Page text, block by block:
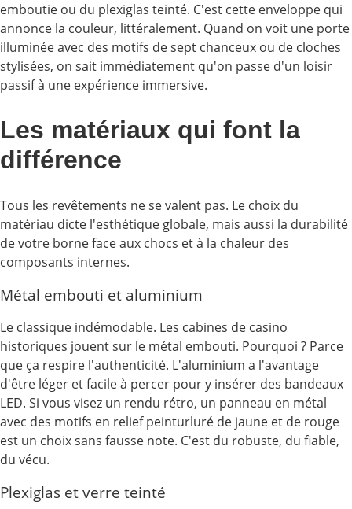
emboutie ou du plexiglas teinté. C'est cette enveloppe qui
annonce la couleur, littéralement. Quand on voit une porte
illuminée avec des motifs de sept chanceux ou de cloches
stylisées, on sait immédiatement qu'on passe d'un loisir
passif à une expérience immersive.
Les matériaux qui font la
différence
Tous les revêtements ne se valent pas. Le choix du
matériau dicte l'esthétique globale, mais aussi la durabilité
de votre borne face aux chocs et à la chaleur des
composants internes.
Métal embouti et aluminium
Le classique indémodable. Les cabines de casino
historiques jouent sur le métal embouti. Pourquoi ? Parce
que ça respire l'authenticité. L'aluminium a l'avantage
d'être léger et facile à percer pour y insérer des bandeaux
LED. Si vous visez un rendu rétro, un panneau en métal
avec des motifs en relief peinturluré de jaune et de rouge
est un choix sans fausse note. C'est du robuste, du fiable,
du vécu.
Plexiglas et verre teinté